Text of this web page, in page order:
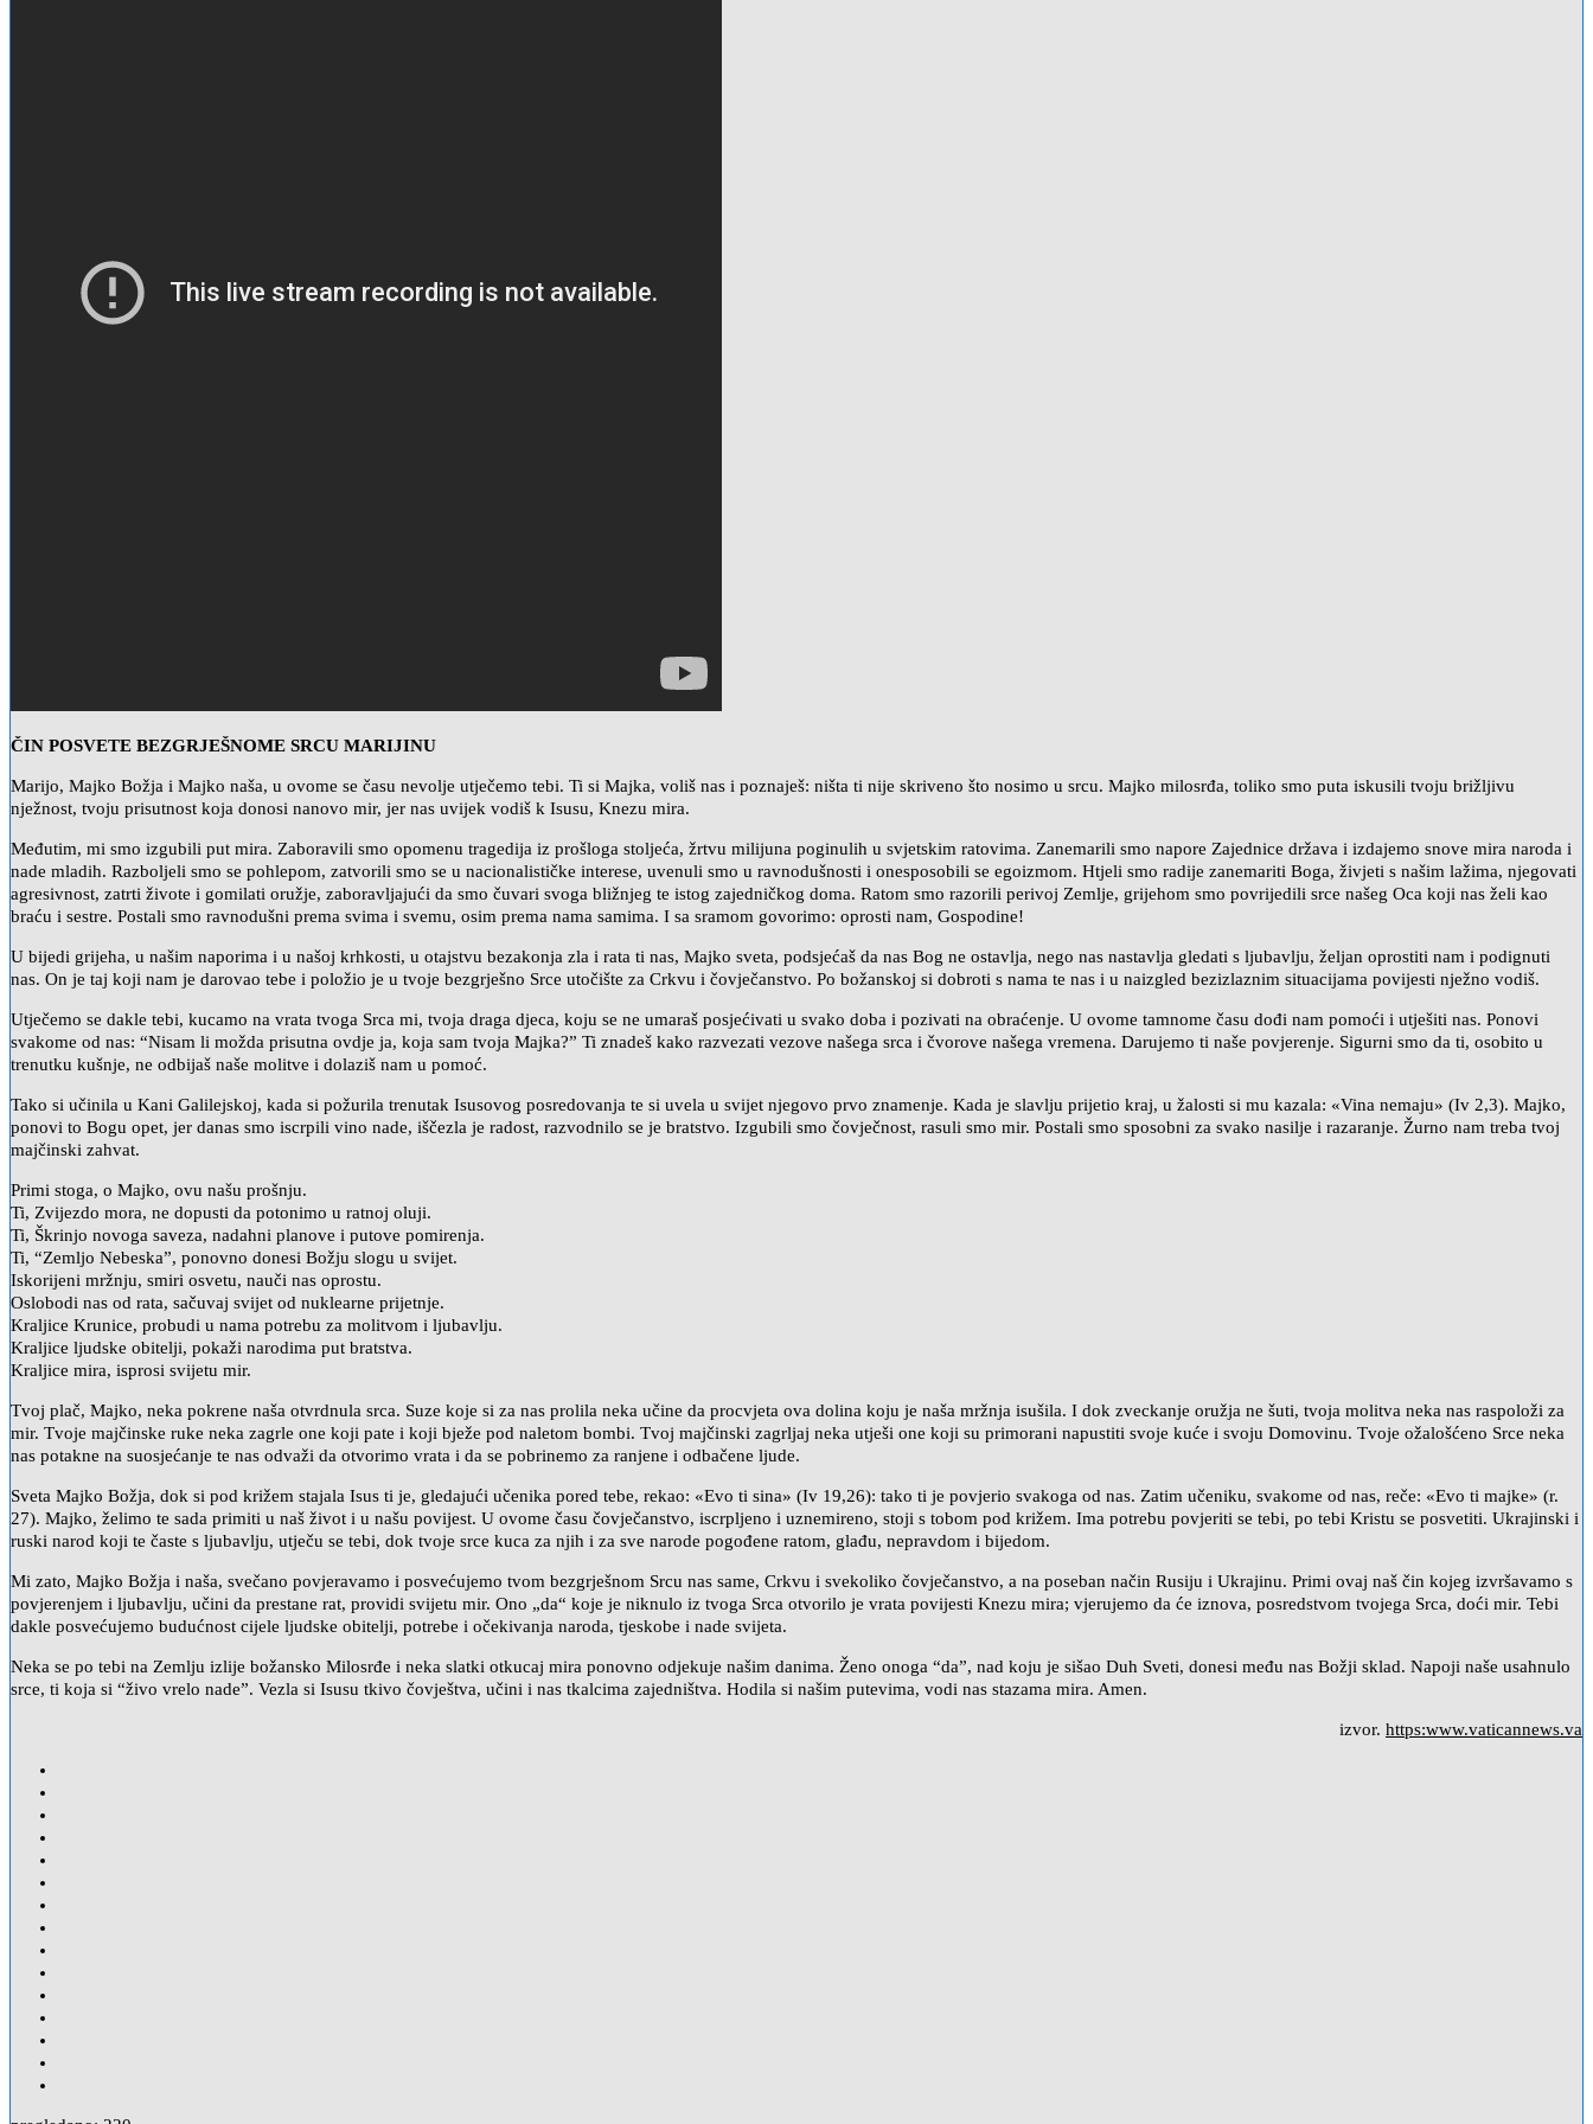
ČIN POSVETE BEZGRJEŠNOME SRCU MARIJINU
Marijo, Majko Božja i Majko naša, u ovome se času nevolje utječemo tebi. Ti si Majka, voliš nas i poznaješ: ništa ti nije skriveno što nosimo u srcu. Majko milosrđa, toliko smo puta iskusili tvoju brižljivu
nježnost, tvoju prisutnost koja donosi nanovo mir, jer nas uvijek vodiš k Isusu, Knezu mira.
Međutim, mi smo izgubili put mira. Zaboravili smo opomenu tragedija iz prošloga stoljeća, žrtvu milijuna poginulih u svjetskim ratovima. Zanemarili smo napore Zajednice država i izdajemo snove mira naroda i
nade mladih. Razboljeli smo se pohlepom, zatvorili smo se u nacionalističke interese, uvenuli smo u ravnodušnosti i onesposobili se egoizmom. Htjeli smo radije zanemariti Boga, živjeti s našim lažima, njegovati
agresivnost, zatrti živote i gomilati oružje, zaboravljajući da smo čuvari svoga bližnjeg te istog zajedničkog doma. Ratom smo razorili perivoj Zemlje, grijehom smo povrijedili srce našeg Oca koji nas želi kao
braću i sestre. Postali smo ravnodušni prema svima i svemu, osim prema nama samima. I sa sramom govorimo: oprosti nam, Gospodine!
U bijedi grijeha, u našim naporima i u našoj krhkosti, u otajstvu bezakonja zla i rata ti nas, Majko sveta, podsjećaš da nas Bog ne ostavlja, nego nas nastavlja gledati s ljubavlju, željan oprostiti nam i podignuti
nas. On je taj koji nam je darovao tebe i položio je u tvoje bezgrješno Srce utočište za Crkvu i čovječanstvo. Po božanskoj si dobroti s nama te nas i u naizgled bezizlaznim situacijama povijesti nježno vodiš.
Utječemo se dakle tebi, kucamo na vrata tvoga Srca mi, tvoja draga djeca, koju se ne umaraš posjećivati u svako doba i pozivati na obraćenje. U ovome tamnome času dođi nam pomoći i utješiti nas. Ponovi
svakome od nas: “Nisam li možda prisutna ovdje ja, koja sam tvoja Majka?ˮ Ti znadeš kako razvezati vezove našega srca i čvorove našega vremena. Darujemo ti naše povjerenje. Sigurni smo da ti, osobito u
trenutku kušnje, ne odbijaš naše molitve i dolaziš nam u pomoć.
Tako si učinila u Kani Galilejskoj, kada si požurila trenutak Isusovog posredovanja te si uvela u svijet njegovo prvo znamenje. Kada je slavlju prijetio kraj, u žalosti si mu kazala: «Vina nemaju» (Iv 2,3). Majko,
ponovi to Bogu opet, jer danas smo iscrpili vino nade, iščezla je radost, razvodnilo se je bratstvo. Izgubili smo čovječnost, rasuli smo mir. Postali smo sposobni za svako nasilje i razaranje. Žurno nam treba tvoj
majčinski zahvat.
Primi stoga, o Majko, ovu našu prošnju.
Ti, Zvijezdo mora, ne dopusti da potonimo u ratnoj oluji.
Ti, Škrinjo novoga saveza, nadahni planove i putove pomirenja.
Ti, “Zemljo Nebeskaˮ, ponovno donesi Božju slogu u svijet.
Iskorijeni mržnju, smiri osvetu, nauči nas oprostu.
Oslobodi nas od rata, sačuvaj svijet od nuklearne prijetnje.
Kraljice Krunice, probudi u nama potrebu za molitvom i ljubavlju.
Kraljice ljudske obitelji, pokaži narodima put bratstva.
Kraljice mira, isprosi svijetu mir.
Tvoj plač, Majko, neka pokrene naša otvrdnula srca. Suze koje si za nas prolila neka učine da procvjeta ova dolina koju je naša mržnja isušila. I dok zveckanje oružja ne šuti, tvoja molitva neka nas raspoloži za
mir. Tvoje majčinske ruke neka zagrle one koji pate i koji bježe pod naletom bombi. Tvoj majčinski zagrljaj neka utješi one koji su primorani napustiti svoje kuće i svoju Domovinu. Tvoje ožalošćeno Srce neka
nas potakne na suosjećanje te nas odvaži da otvorimo vrata i da se pobrinemo za ranjene i odbačene ljude.
Sveta Majko Božja, dok si pod križem stajala Isus ti je, gledajući učenika pored tebe, rekao: «Evo ti sina» (Iv 19,26): tako ti je povjerio svakoga od nas. Zatim učeniku, svakome od nas, reče: «Evo ti majke» (r.
27). Majko, želimo te sada primiti u naš život i u našu povijest. U ovome času čovječanstvo, iscrpljeno i uznemireno, stoji s tobom pod križem. Ima potrebu povjeriti se tebi, po tebi Kristu se posvetiti. Ukrajinski i
ruski narod koji te časte s ljubavlju, utječu se tebi, dok tvoje srce kuca za njih i za sve narode pogođene ratom, glađu, nepravdom i bijedom.
Mi zato, Majko Božja i naša, svečano povjeravamo i posvećujemo tvom bezgrješnom Srcu nas same, Crkvu i svekoliko čovječanstvo, a na poseban način Rusiju i Ukrajinu. Primi ovaj naš čin kojeg izvršavamo s
povjerenjem i ljubavlju, učini da prestane rat, providi svijetu mir. Ono „da“ koje je niknulo iz tvoga Srca otvorilo je vrata povijesti Knezu mira; vjerujemo da će iznova, posredstvom tvojega Srca, doći mir. Tebi
dakle posvećujemo budućnost cijele ljudske obitelji, potrebe i očekivanja naroda, tjeskobe i nade svijeta.
Neka se po tebi na Zemlju izlije božansko Milosrđe i neka slatki otkucaj mira ponovno odjekuje našim danima. Ženo onoga “daˮ, nad koju je sišao Duh Sveti, donesi među nas Božji sklad. Napoji naše usahnulo
srce, ti koja si “živo vrelo nadeˮ. Vezla si Isusu tkivo čovještva, učini i nas tkalcima zajedništva. Hodila si našim putevima, vodi nas stazama mira. Amen.
izvor. https:www.vaticannews.va